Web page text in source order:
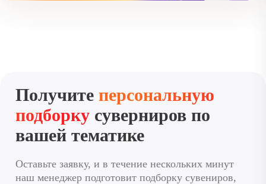
Получите персональную
подборку суверниров по
вашей тематике
Оставьте заявку, и в течение нескольких минут
наш менеджер подготовит подборку сувениров,